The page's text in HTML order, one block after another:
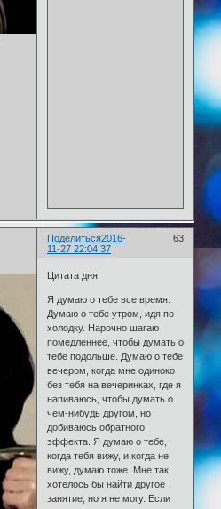
Поделиться 63
2016-
11-27 22:04:37
Цитата дня:
Я думаю о тебе все время.
Думаю о тебе утром, идя по
холодку. Нарочно шагаю
помедленнее, чтобы думать о
тебе подольше. Думаю о тебе
вечером, когда мне одиноко
без тебя на вечеринках, где я
напиваюсь, чтобы думать о
чем-нибудь другом, но
добиваюсь обратного
эффекта. Я думаю о тебе,
когда тебя вижу, и когда не
вижу, думаю тоже. Мне так
хотелось бы найти другое
занятие, но я не могу. Если